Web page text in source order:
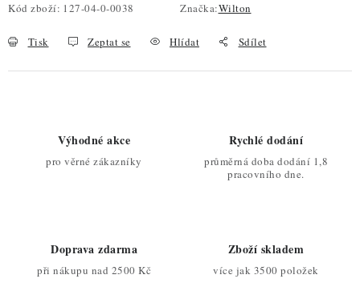
Kód zboží: 127-04-0-0038 Značka:Wilton
Tisk Zeptat se Hlídat Sdílet
Výhodné akce
pro věrné zákazníky
Rychlé dodání
průměrná doba dodání 1,8
pracovního dne.
Doprava zdarma
při nákupu nad 2500 Kč
Zboží skladem
více jak 3500 položek